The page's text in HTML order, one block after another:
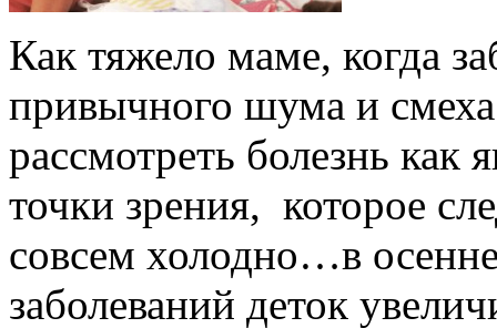
Как тяжело маме, когда
привычного шума и
рассмотреть болезнь как
точки зрения, которое
совсем холодно…в
заболеваний деток